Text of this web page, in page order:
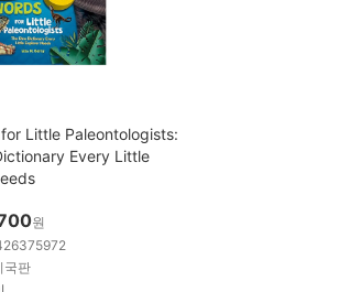
Little Paleontologists:
Every Little
원
국판